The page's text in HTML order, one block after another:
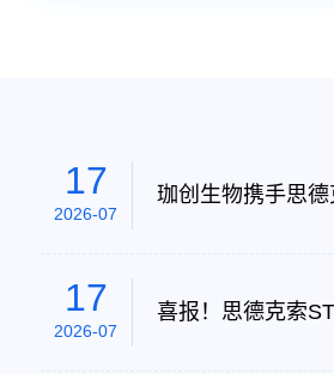
17
2026-07
珈创生物携手思
17
2026-07
喜报！思德克索